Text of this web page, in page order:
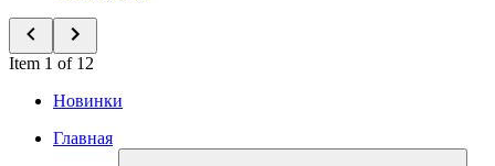
Item 1 of 12
Новинки
Главная